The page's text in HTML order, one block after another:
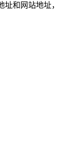
和网站地址，